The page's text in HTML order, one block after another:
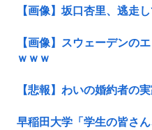
【画像】坂口杏里、逃走
【画像】スウェーデンの
ｗｗｗ
【悲報】わいの婚約者の
早稲田大学「学生の皆さ